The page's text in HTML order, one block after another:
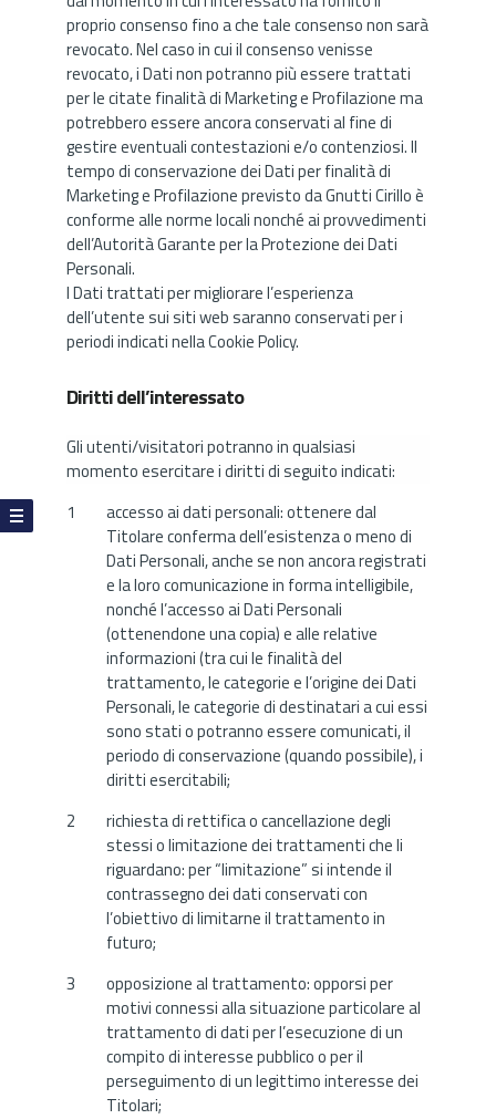
proprio consenso fino a che tale consenso non sarà
revocato. Nel caso in cui il consenso venisse
revocato, i Dati non potranno più essere trattati
per le citate finalità di Marketing e Profilazione ma
potrebbero essere ancora conservati al fine di
gestire eventuali contestazioni e/o contenziosi. Il
tempo di conservazione dei Dati per finalità di
Marketing e Profilazione previsto da Gnutti Cirillo è
conforme alle norme locali nonché ai provvedimenti
dell’Autorità Garante per la Protezione dei Dati
Personali.
I Dati trattati per migliorare l’esperienza
dell’utente sui siti web saranno conservati per i
periodi indicati nella Cookie Policy.
Diritti dell’interessato
Gli utenti/visitatori potranno in qualsiasi
momento esercitare i diritti di seguito indicati:
accesso ai dati personali: ottenere dal
Titolare conferma dell’esistenza o meno di
Dati Personali, anche se non ancora registrati
e la loro comunicazione in forma intelligibile,
nonché l’accesso ai Dati Personali
(ottenendone una copia) e alle relative
informazioni (tra cui le finalità del
trattamento, le categorie e l’origine dei Dati
Personali, le categorie di destinatari a cui essi
sono stati o potranno essere comunicati, il
periodo di conservazione (quando possibile), i
diritti esercitabili;
richiesta di rettifica o cancellazione degli
stessi o limitazione dei trattamenti che li
riguardano: per “limitazione” si intende il
contrassegno dei dati conservati con
l’obiettivo di limitarne il trattamento in
futuro;
opposizione al trattamento: opporsi per
motivi connessi alla situazione particolare al
trattamento di dati per l’esecuzione di un
compito di interesse pubblico o per il
perseguimento di un legittimo interesse dei
Titolari;